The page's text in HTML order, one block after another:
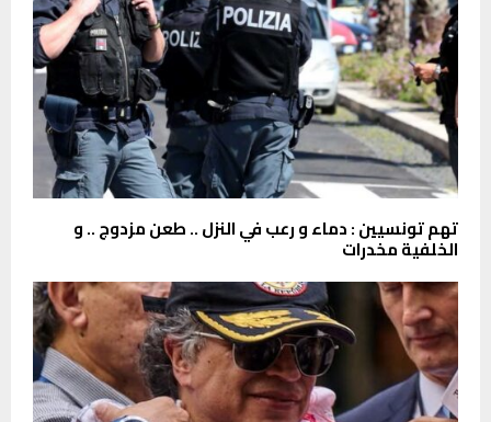
تهم تونسيين : دماء و رعب في النزل .. طعن مزدوج .. و
الخلفية مخدرات